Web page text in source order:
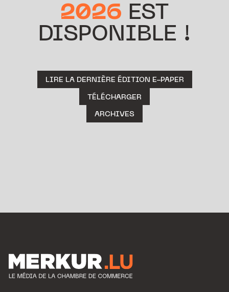
2026 EST
DISPONIBLE !
LIRE LA DERNIÈRE ÉDITION E-PAPER
TÉLÉCHARGER
ARCHIVES